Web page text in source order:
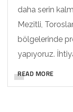
daha serin
Mezitli,
bölgelerinde
yapıyoruz.
READ MORE